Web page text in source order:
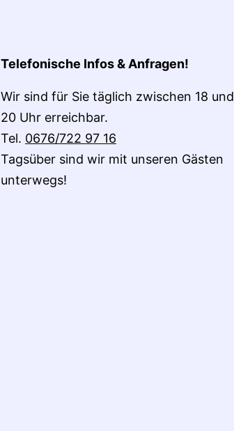
Telefonische Infos & Anfragen!
Wir sind für Sie täglich zwischen 18 und
20 Uhr erreichbar.
Tel. 0676/722 97 16
Tagsüber sind wir mit unseren Gästen
unterwegs!